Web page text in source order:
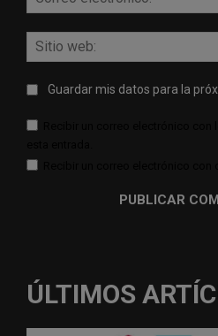
Guardar mis datos para la
ÚLTIMOS